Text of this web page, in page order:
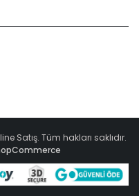
Satış. Tüm hakları saklıdır.